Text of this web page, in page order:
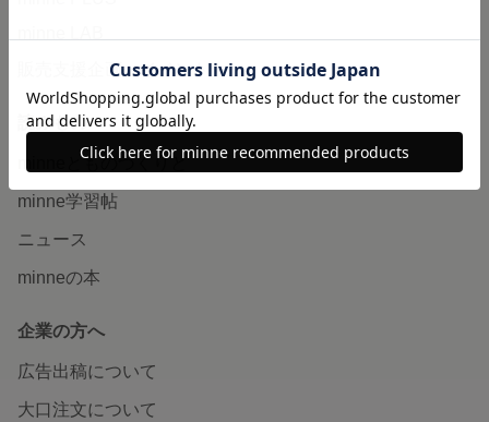
販売支援企画・イベント
読みもの
minneとものづくりと
minne学習帖
ニュース
minneの本
企業の方へ
広告出稿について
大口注文について